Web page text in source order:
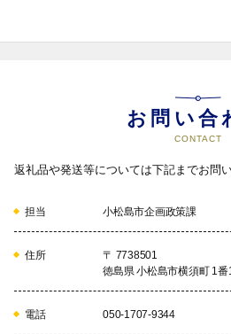
お問い合
CONTACT
返礼品や発送等については下記までお問
担当 小松島市企画政策課
住所
〒 7738501
徳島県 小松島市横須町 1番
電話 050-1707-9344